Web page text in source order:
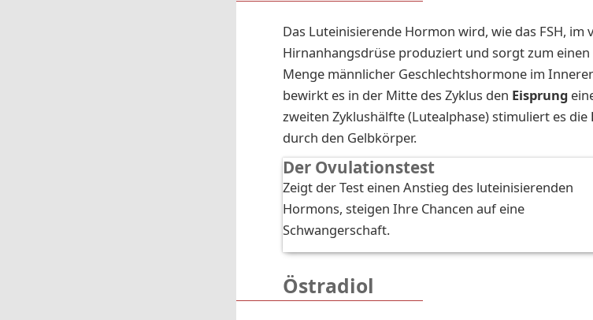
Das Luteinisierende Hormon wird, wie das FSH, im
Hirnanhangsdrüse produziert und sorgt zum
Menge männlicher Geschlechtshormone im
bewirkt es in der Mitte des Zyklus den Eisprung
zweiten Zyklushälfte (Lutealphase) stimuliert es die
durch den Gelbkörper.
Der Ovulationstest
Zeigt der Test einen Anstieg des luteinisierenden
Hormons, steigen Ihre Chancen auf eine
Schwangerschaft.
Östradiol